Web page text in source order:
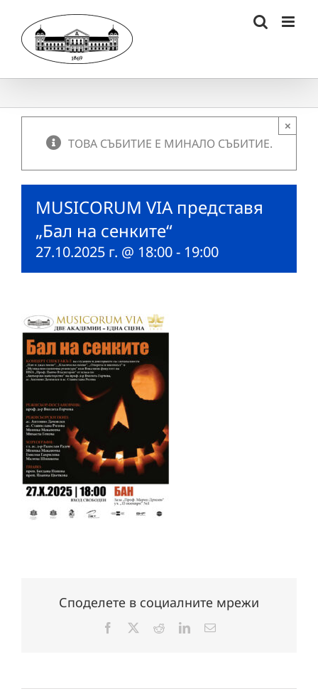
content
ТОВА СЪБИТИЕ Е МИНАЛО СЪБИТИЕ.
×
MUSICORUM VIA представя
„Бал на сенките“
27.10.2025 г. @ 18:00- 19:00
Споделете в социалните мрежи
Facebook RedditLinkedInЕлектронна